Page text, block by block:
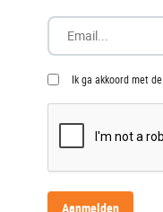
Ik ga akkoord met de
Aanmelden